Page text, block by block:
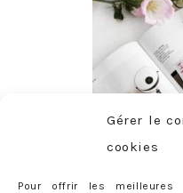
Gérer le
cookies
Pour offrir les meilleures